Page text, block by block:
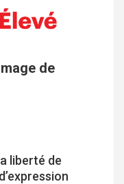
de
liberté de